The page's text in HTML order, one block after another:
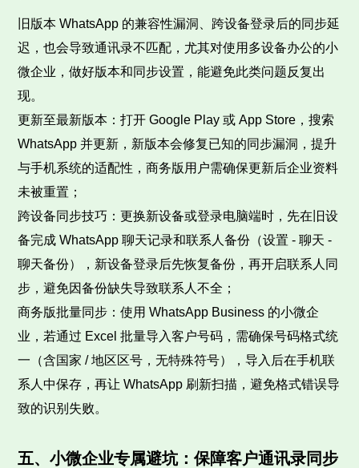
旧版本 WhatsApp 的兼容性漏洞、跨设备登录后的同步延
迟，也会导致通讯录不匹配，尤其对使用多设备办公的小
微企业，做好版本和同步设置，能避免此类问题反复出
现。
更新至最新版本：打开 Google Play 或 App Store，搜索
WhatsApp 并更新，新版本会修复已知的同步漏洞，提升
与手机系统的适配性，商务版用户需确保更新后企业资料
未被重置；
跨设备同步技巧：更换新设备或登录电脑端时，先在旧设
备完成 WhatsApp 聊天记录和联系人备份（设置 - 聊天 -
聊天备份），新设备登录后先恢复备份，再开启联系人同
步，避免因备份缺失导致联系人不全；
商务版批量同步：使用 WhatsApp Business 的小微企
业，若通过 Excel 批量导入客户号码，需确保号码格式统
一（含国家 / 地区区号，无特殊符号），导入后在手机联
系人中保存，再让 WhatsApp 刷新扫描，避免格式错误导
致的识别失败。
五、小微企业专属避坑：保障客户通讯录同步